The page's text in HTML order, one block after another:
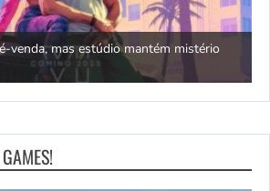
venda, mas estúdio mantém mistério